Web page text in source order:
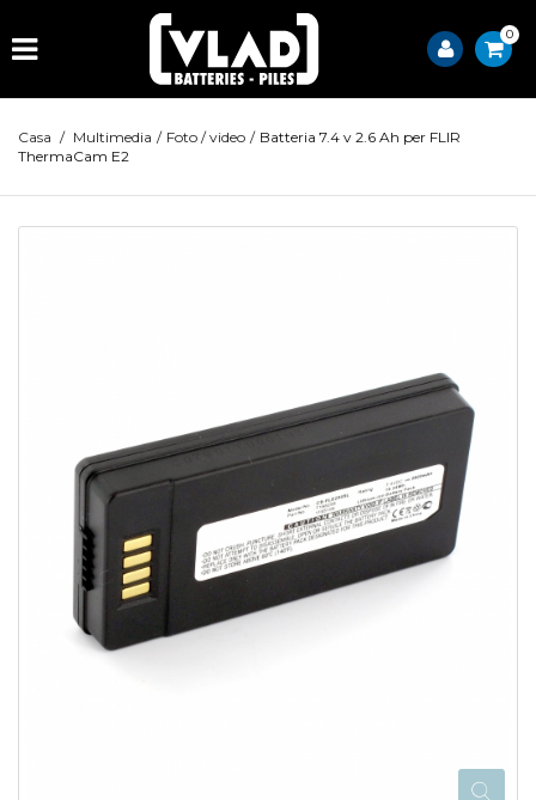
0
Casa / Multimedia / Foto / video / Batteria 7.4 v 2.6 Ah per FLIR
ThermaCam E2